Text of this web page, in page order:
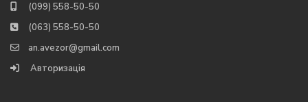
(099) 558-50-50
(063) 558-50-50
an.avezor@gmail.com
Авторизація